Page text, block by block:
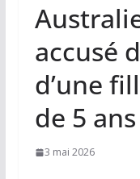
accusé
d’une
de 5 ans
3 mai 2026